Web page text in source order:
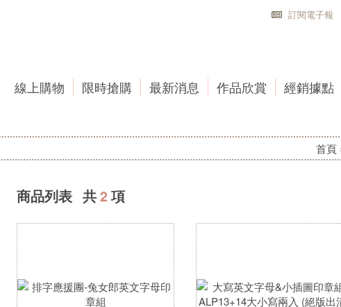
訂閱電子報
線上購物 限時搶購 最新消息 作品欣賞 經銷據點
首頁
商品列表 共2 項